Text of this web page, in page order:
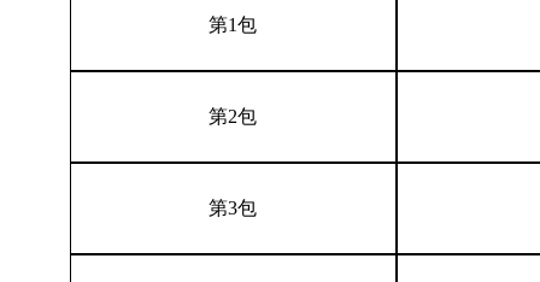
第1包
第2包
第3包